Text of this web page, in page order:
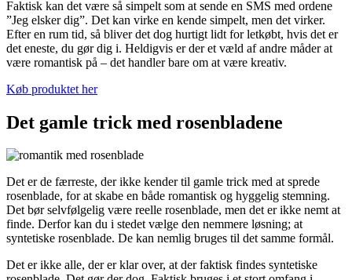
Faktisk kan det være så simpelt som at sende en SMS med ordene
”Jeg elsker dig”. Det kan virke en kende simpelt, men det virker.
Efter en rum tid, så bliver det dog hurtigt lidt for letkøbt, hvis det er
det eneste, du gør dig i. Heldigvis er der et væld af andre måder at
være romantisk på – det handler bare om at være kreativ.
Køb produktet her
Det gamle trick med rosenbladene
Det er de færreste, der ikke kender til gamle trick med at sprede
rosenblade, for at skabe en både romantisk og hyggelig stemning.
Det bør selvfølgelig være reelle rosenblade, men det er ikke nemt at
finde. Derfor kan du i stedet vælge den nemmere løsning; at
syntetiske rosenblade. De kan nemlig bruges til det samme formål.
Det er ikke alle, der er klar over, at der faktisk findes syntetiske